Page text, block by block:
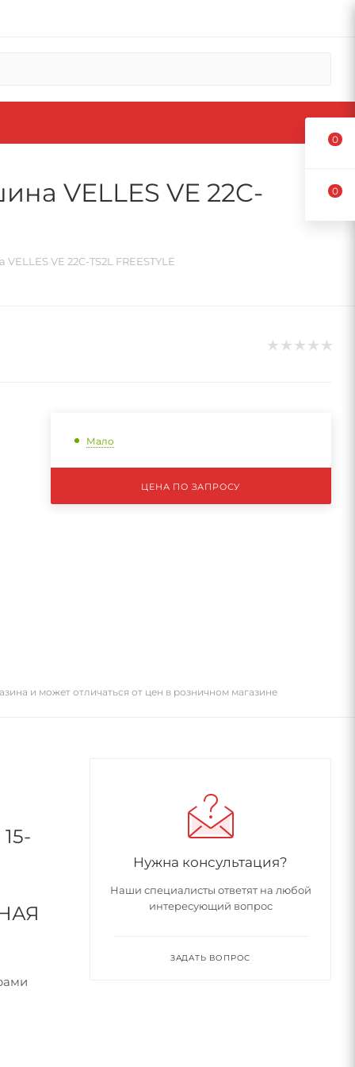
VELLES VE 22C-
VE 22C-TS2L FREESTYLE
Мало
ЦЕНА ПО ЗАПРОСУ
и может отличаться от цен в розничном магазине
Нужна консультация?
Наши специалисты ответят на любой
интересующий вопрос
ЗАДАТЬ ВОПРОС
0
0